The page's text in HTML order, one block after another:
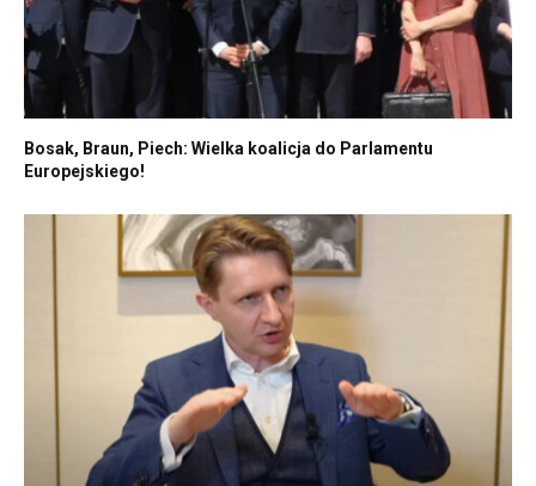
Bosak, Braun, Piech: Wielka koalicja do Parlamentu
Europejskiego!